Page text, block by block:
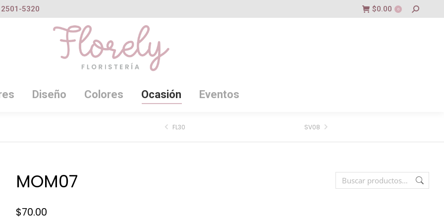
2501-5320 $0.00 0
Diseño Colores Ocasión Eventos
FL30 SV08
MOM07
$70.00